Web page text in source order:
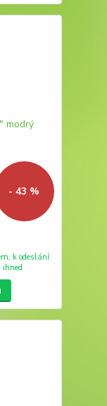
- 43 %
k odeslání
ihned